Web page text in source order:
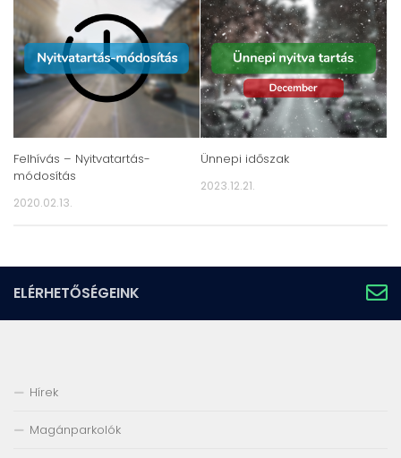
Felhívás – Nyitvatartás-
módosítás
2020.02.13.
Ünnepi időszak
2023.12.21.
ELÉRHETŐSÉGEINK
Hírek
Magánparkolók